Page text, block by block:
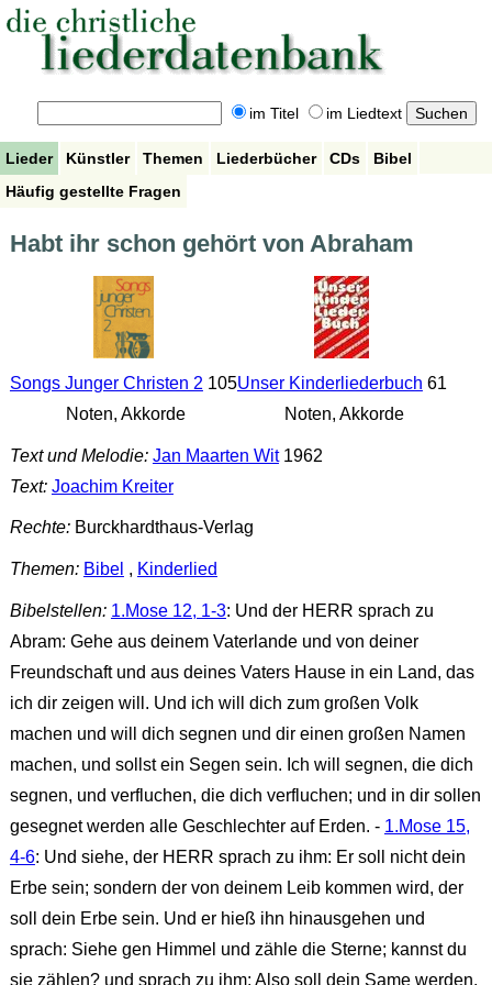
im Titel im Liedtext
Lieder Künstler Themen Liederbücher CDs
Bibel
Häufig gestellte Fragen
Habt ihr schon gehört von Abraham
Songs Junger Christen 2 105
Noten, Akkorde
Unser Kinderliederbuch 61
Noten, Akkorde
Text und Melodie: Jan Maarten Wit1962
Text: Joachim Kreiter
Rechte:Burckhardthaus-Verlag
Themen: Bibel , Kinderlied
Bibelstellen: 1.Mose 12, 1-3: Und der HERR sprach zu
Abram: Gehe aus deinem Vaterlande und von deiner
Freundschaft und aus deines Vaters Hause in ein Land, das
ich dir zeigen will. Und ich will dich zum großen Volk
machen und will dich segnen und dir einen großen Namen
machen, und sollst ein Segen sein. Ich will segnen, die dich
segnen, und verfluchen, die dich verfluchen; und in dir sollen
gesegnet werden alle Geschlechter auf Erden. - 1.Mose 15,
4-6: Und siehe, der HERR sprach zu ihm: Er soll nicht dein
Erbe sein; sondern der von deinem Leib kommen wird, der
soll dein Erbe sein. Und er hieß ihn hinausgehen und
sprach: Siehe gen Himmel und zähle die Sterne; kannst du
sie zählen? und sprach zu ihm: Also soll dein Same werden.